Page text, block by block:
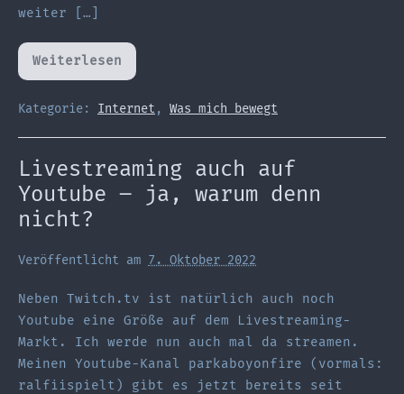
weiter […]
Weiterlesen
Mehr
Streaming
fehlender
Lauf-
Kategorie: Internet , Was mich bewegt
Livestreaming auch auf
Youtube – ja, warum denn
nicht?
Veröffentlicht am 7. Oktober 2022
Neben Twitch.tv ist natürlich auch noch
Youtube eine Größe auf dem Livestreaming-
Markt. Ich werde nun auch mal da streamen.
Meinen Youtube-Kanal parkaboyonfire (vormals:
ralfiispielt) gibt es jetzt bereits seit